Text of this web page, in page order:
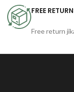
FREE
Free return